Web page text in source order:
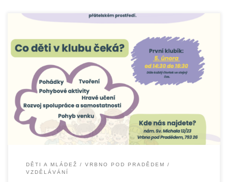
DĚTI A MLÁDEŽ
VRBNO POD PRADĚDEM
VZDĚLÁVÁNÍ